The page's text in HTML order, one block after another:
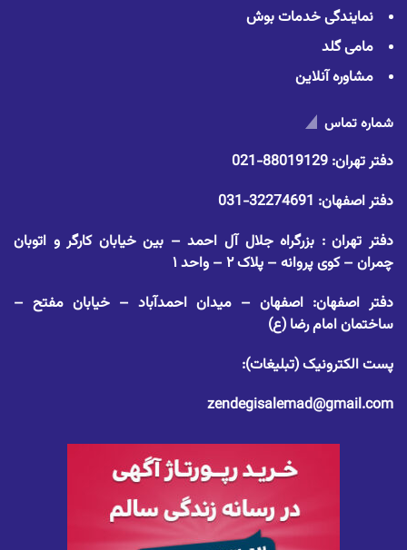
نمایندگی خدمات بوش
مامی گلد
مشاوره آنلاین
شماره تماس
دفتر تهران: 88019129-021
دفتر اصفهان: 32274691-031
دفتر تهران : بزرگراه جلال آل احمد – بین خیابان کارگر و اتوبان
چمران – کوی پروانه – پلاک ۲ – واحد ۱
دفتر اصفهان: اصفهان – میدان احمدآباد – خیابان مفتح –
ساختمان امام رضا (ع)
پست الکترونیک (تبلیغات):
zendegisalemad@gmail.com